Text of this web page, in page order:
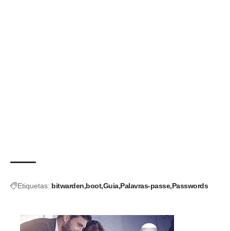
Etiquetas: bitwarden boot Guia Palavras-passe Passwords